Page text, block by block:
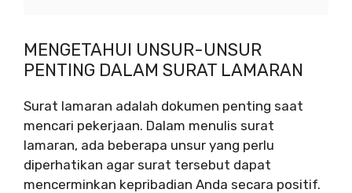
MENGETAHUI UNSUR-UNSUR
PENTING DALAM SURAT LAMARAN
Surat lamaran adalah dokumen penting saat
mencari pekerjaan. Dalam menulis surat
lamaran, ada beberapa unsur yang perlu
diperhatikan agar surat tersebut dapat
mencerminkan kepribadian Anda secara positif.